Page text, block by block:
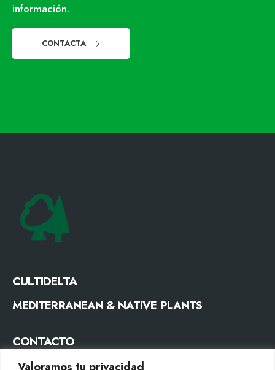
Valoramos tu privacidad
información.
CONTACTA
CULTIDELTA
MEDITERRANEAN & NATIVE PLANTS
CONTACTO
Tel. +34 977053013